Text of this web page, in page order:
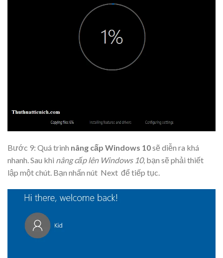
Bước 9: Quá trình nâng cấp Windows 10sẽ diễn ra khá
nhanh. Sau khi nâng cấp lên Windows 10, bạn sẽ phải thiết
lập một chút. Bạn nhấn nút Next để tiếp tục.